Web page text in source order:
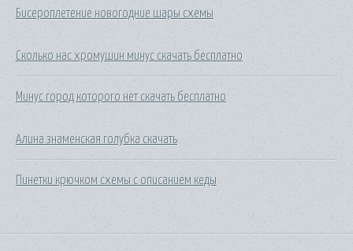
Бисероплетение новогодние шары схемы
Сколько нас хромушин минус скачать бесплатно
Минус город которого нет скачать бесплатно
Алина знаменская голубка скачать
Пинетки крючком схемы с описанием кеды